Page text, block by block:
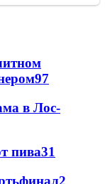
97
в Лос-
пива31
2